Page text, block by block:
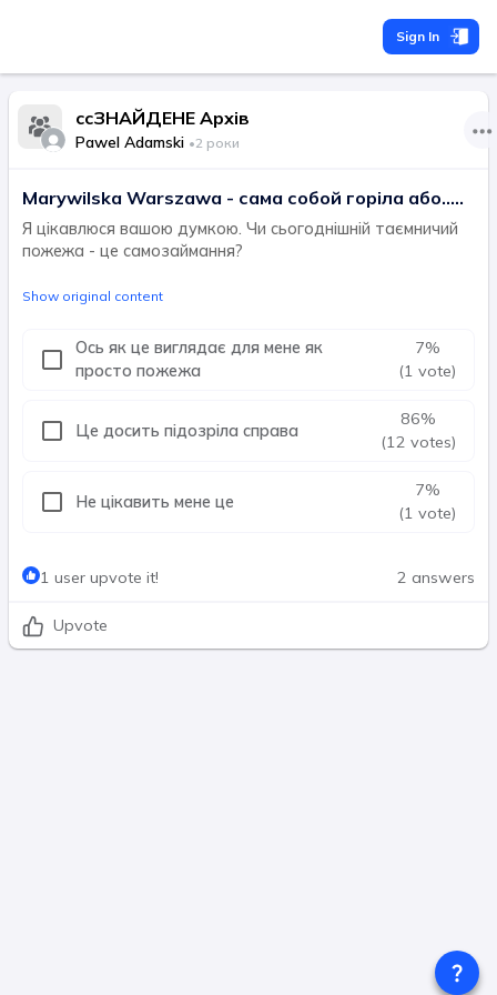
Sign In
ccЗНАЙДЕНЕ Архів
Pawel Adamski •2 роки
Marywilska Warszawa - сама собой горіла або.....
Я цікавлюся вашою думкою. Чи сьогоднішній таємничий
пожежа - це самозаймання?
Show original content
Ось як це виглядає для мене як
просто пожежа
7%
(1 vote)
Це досить підозріла справа
86%
(12 votes)
Не цікавить мене це
7%
(1 vote)
1 user upvote it! 2 answers
Upvote